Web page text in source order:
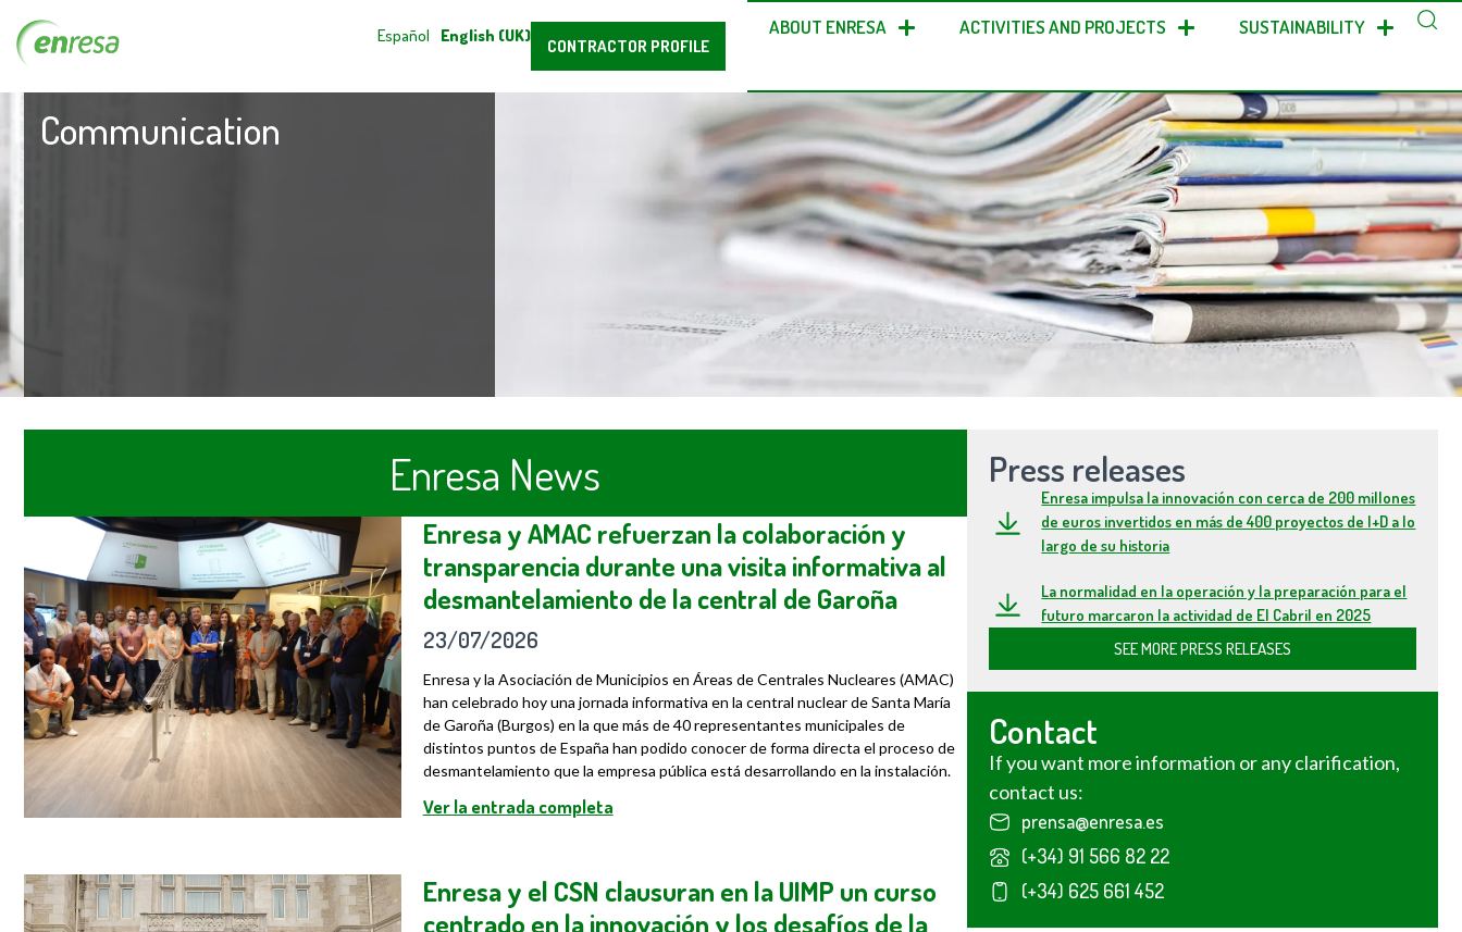
CONTRACTOR PROFILE
Español English (UK) ABOUT ENRESA ACTIVITIES AND PROJECTS SUSTAINABILITY
Communication
Enresa News
Enresa y AMAC refuerzan la colaboración y
transparencia durante una visita informativa al
desmantelamiento de la central de Garoña
23/07/2026
Enresa y la Asociación de Municipios en Áreas de Centrales Nucleares (AMAC)
han celebrado hoy una jornada informativa en la central nuclear de Santa María
de Garoña (Burgos) en la que más de 40 representantes municipales de
distintos puntos de España han podido conocer de forma directa el proceso de
desmantelamiento que la empresa pública está desarrollando en la instalación.
Ver la entrada completa
Enresa y el CSN clausuran en la UIMP un curso
centrado en la innovación y los desafíos de la
Press releases
Enresa impulsa la innovación con cerca de 200 millones
de euros invertidos en más de 400 proyectos de I+D a lo
largo de su historia
La normalidad en la operación y la preparación para el
futuro marcaron la actividad de El Cabril en 2025
SEE MORE PRESS RELEASES
Contact
If you want more information or any clarification,
contact us:
prensa@enresa.es
(+34) 91 566 82 22
(+34) 625 661 452